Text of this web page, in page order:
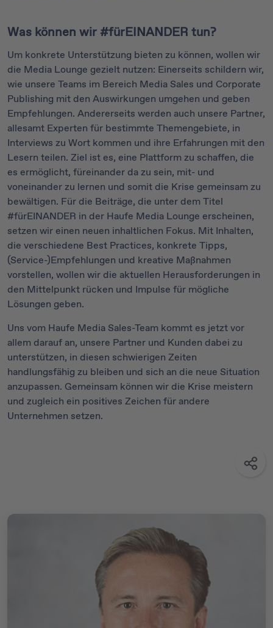
Was können wir #fürEINANDER tun?
Um konkrete Unterstützung bieten zu können, wollen wir
die Media Lounge gezielt nutzen: Einerseits schildern wir,
wie unsere Teams im Bereich Media Sales und Corporate
Publishing mit den Auswirkungen umgehen und geben
Empfehlungen. Andererseits werden auch unsere Partner,
allesamt Experten für bestimmte Themengebiete, in
Interviews zu Wort kommen und ihre Erfahrungen mit den
Lesern teilen. Ziel ist es, eine Plattform zu schaffen, die
es ermöglicht, füreinander da zu sein, mit- und
voneinander zu lernen und somit die Krise gemeinsam zu
bewältigen. Für die Beiträge, die unter dem Titel
#fürEINANDER in der Haufe Media Lounge erscheinen,
setzen wir einen neuen inhaltlichen Fokus. Mit Inhalten,
die verschiedene Best Practices, konkrete Tipps,
(Service-)Empfehlungen und kreative Maßnahmen
vorstellen, wollen wir die aktuellen Herausforderungen in
den Mittelpunkt rücken und Impulse für mögliche
Lösungen geben.
Uns vom Haufe Media Sales-Team kommt es jetzt vor
allem darauf an, unsere Partner und Kunden dabei zu
unterstützen, in diesen schwierigen Zeiten
handlungsfähig zu bleiben und sich an die neue Situation
anzupassen. Gemeinsam können wir die Krise meistern
und zugleich ein positives Zeichen für andere
Unternehmen setzen.